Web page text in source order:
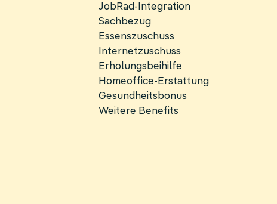
überspringen
JobRad-Integration
Sachbezug
Essenszuschuss
Internetzuschuss
Erholungsbeihilfe
Homeoffice-Erstattung
Gesundheitsbonus
Weitere Benefits